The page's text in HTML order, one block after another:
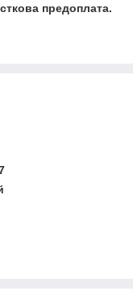
предоплата.